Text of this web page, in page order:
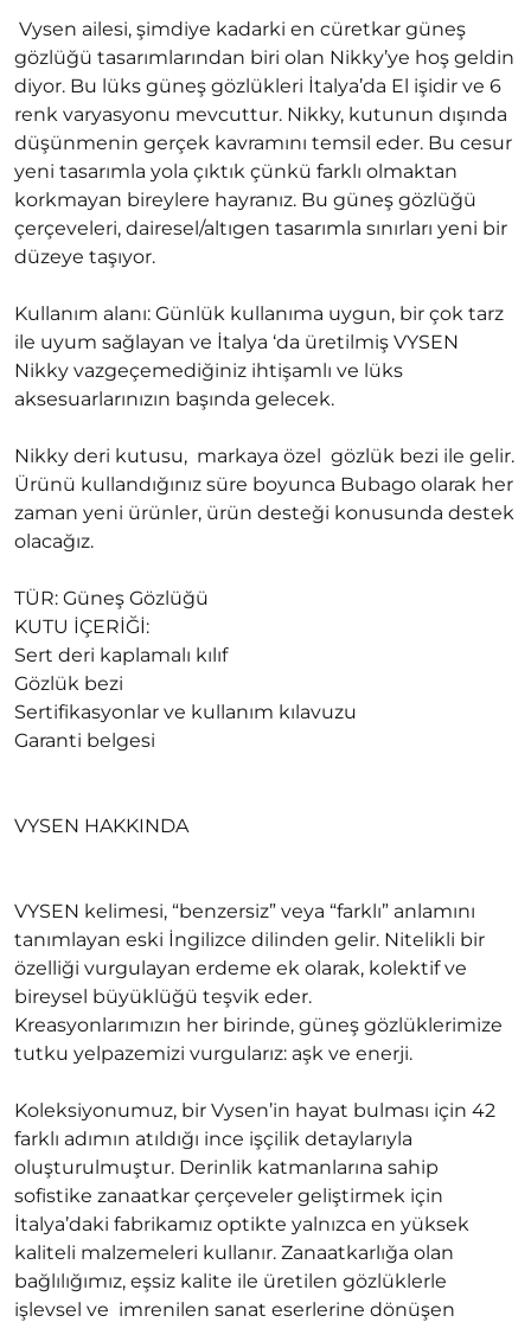
Vysen ailesi, şimdiye kadarki en cüretkar güneş
gözlüğü tasarımlarından biri olan Nikky’ye hoş geldin
diyor. Bu lüks güneş gözlükleri İtalya’da El işidir ve 6
renk varyasyonu mevcuttur. Nikky, kutunun dışında
düşünmenin gerçek kavramını temsil eder. Bu cesur
yeni tasarımla yola çıktık çünkü farklı olmaktan
korkmayan bireylere hayranız. Bu güneş gözlüğü
çerçeveleri, dairesel/altıgen tasarımla sınırları yeni bir
düzeye taşıyor.
Kullanım alanı: Günlük kullanıma uygun, bir çok tarz
ile uyum sağlayan ve İtalya ‘da üretilmiş VYSEN
Nikky vazgeçemediğiniz ihtişamlı ve lüks
aksesuarlarınızın başında gelecek.
Nikky deri kutusu, markaya özel gözlük bezi ile gelir.
Ürünü kullandığınız süre boyunca Bubago olarak her
zaman yeni ürünler, ürün desteği konusunda destek
olacağız.
TÜR: Güneş Gözlüğü
KUTU İÇERİĞİ:
Sert deri kaplamalı kılıf
Gözlük bezi
Sertifikasyonlar ve kullanım kılavuzu
Garanti belgesi
VYSEN HAKKINDA
VYSEN kelimesi, “benzersiz” veya “farklı” anlamını
tanımlayan eski İngilizce dilinden gelir. Nitelikli bir
özelliği vurgulayan erdeme ek olarak, kolektif ve
bireysel büyüklüğü teşvik eder.
Kreasyonlarımızın her birinde, güneş gözlüklerimize
tutku yelpazemizi vurgularız: aşk ve enerji.
Koleksiyonumuz, bir Vysen’in hayat bulması için 42
farklı adımın atıldığı ince işçilik detaylarıyla
oluşturulmuştur. Derinlik katmanlarına sahip
sofistike zanaatkar çerçeveler geliştirmek için
İtalya’daki fabrikamız optikte yalnızca en yüksek
kaliteli malzemeleri kullanır. Zanaatkarlığa olan
bağlılığımız, eşsiz kalite ile üretilen gözlüklerle
işlevsel ve imrenilen sanat eserlerine dönüşen